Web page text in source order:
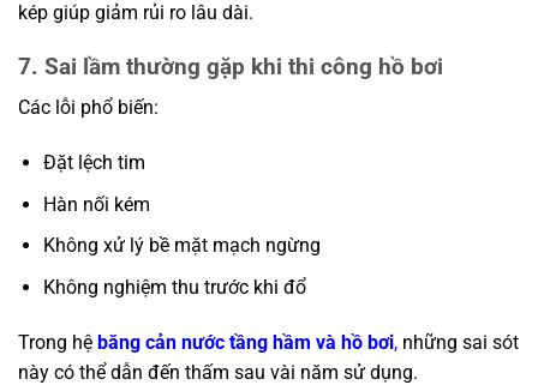
kép giúp giảm rủi ro lâu dài.
7. Sai lầm thường gặp khi thi công hồ bơi
Các lỗi phổ biến:
Đặt lệch tim
Hàn nối kém
Không xử lý bề mặt mạch ngừng
Không nghiệm thu trước khi đổ
Trong hệ băng cản nước tầng hầm và hồ bơi, những sai sót
này có thể dẫn đến thấm sau vài năm sử dụng.